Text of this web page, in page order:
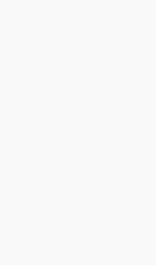
управления